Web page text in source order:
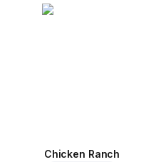
Chicken Ranch